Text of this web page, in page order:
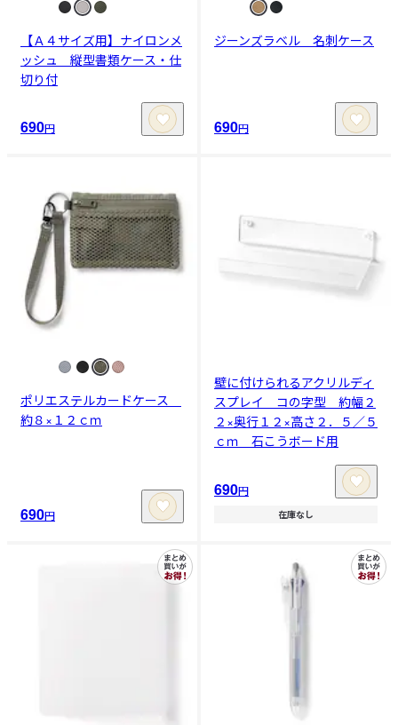
【Ａ４サイズ用】ナイロンメ
ッシュ 縦型書類ケース・仕
切り付
690円
ジーンズラベル 名刺ケース
690円
ポリエステルカードケース
約８×１２ｃｍ
690円
壁に付けられるアクリルディ
スプレイ コの字型 約幅２
２×奥行１２×高さ２．５／５
ｃｍ 石こうボード用
690円
在庫なし